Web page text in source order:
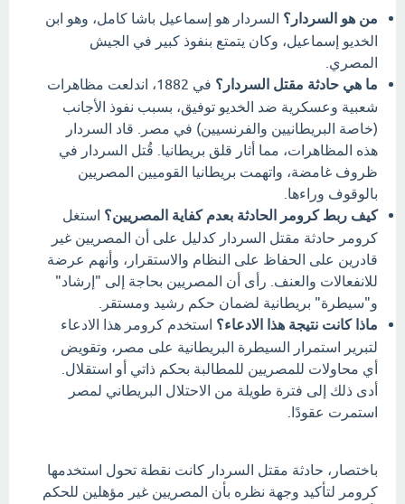
من هو السردار؟ السردار هو إسماعيل باشا كامل، وهو ابن
الخديو إسماعيل، وكان يتمتع بنفوذ كبير في الجيش
المصري.
ما هي حادثة مقتل السردار؟
في 1882، اندلعت مظاهرات
شعبية وعسكرية ضد الخديو توفيق، بسبب نفوذ الأجانب
(خاصة البريطانيين والفرنسيين) في مصر. قاد السردار
هذه المظاهرات، مما أثار قلق بريطانيا. قُتل السردار في
ظروف غامضة، واتهمت بريطانيا القوميين المصريين
بالوقوف وراءها.
كيف ربط كرومر الحادثة بعدم كفاية المصريين؟ استغل
كرومر حادثة مقتل السردار كدليل على أن المصريين غير
قادرين على الحفاظ على النظام والاستقرار، وأنهم عرضة
للانفعالات والعنف. رأى أن المصريين بحاجة إلى "إرشاد"
و"سيطرة" بريطانية لضمان حكم رشيد ومستقر.
ماذا كانت نتيجة هذا الادعاء؟ استخدم كرومر هذا الادعاء
لتبرير استمرار السيطرة البريطانية على مصر، وتقويض
أي محاولات للمصريين للمطالبة بحكم ذاتي أو استقلال.
أدى ذلك إلى فترة طويلة من الاحتلال البريطاني لمصر
استمرت عقودًا.
باختصار، حادثة مقتل السردار كانت نقطة تحول استخدمها
كرومر لتأكيد وجهة نظره بأن المصريين غير مؤهلين للحكم